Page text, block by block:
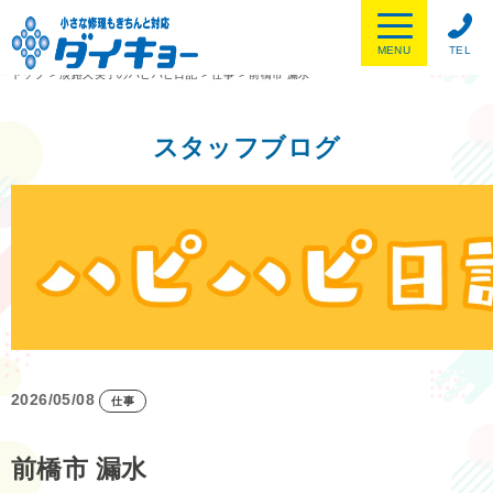
TEL
MENU
トップ
> 淡路久美子のハピハピ日記 > 仕事 > 前橋市 漏水
スタッフブログ
2026/05/08 仕事
前橋市 漏水